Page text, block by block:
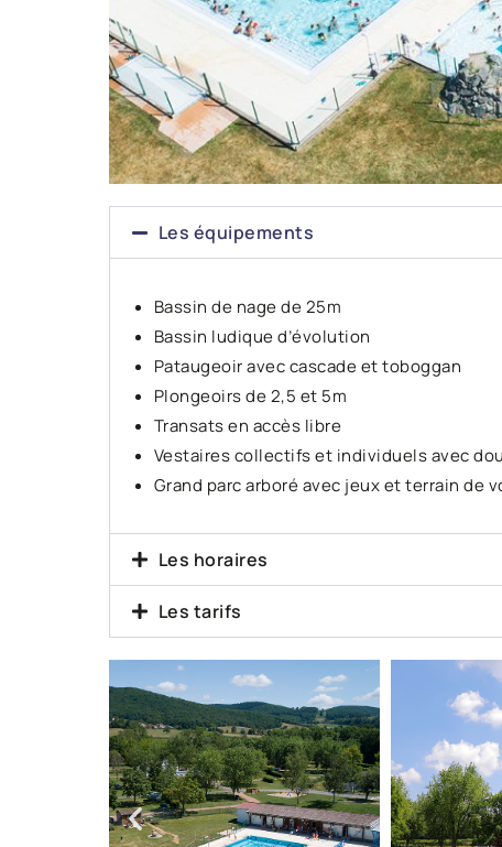
Les équipements
Bassin de nage de 25m
Bassin ludique d’évolution
Pataugeoir avec cascade et toboggan
Plongeoirs de 2,5 et 5m
Transats en accès libre
Vestaires collectifs et individuels avec
Grand parc arboré avec jeux et terrain de
Les horaires
Les tarifs